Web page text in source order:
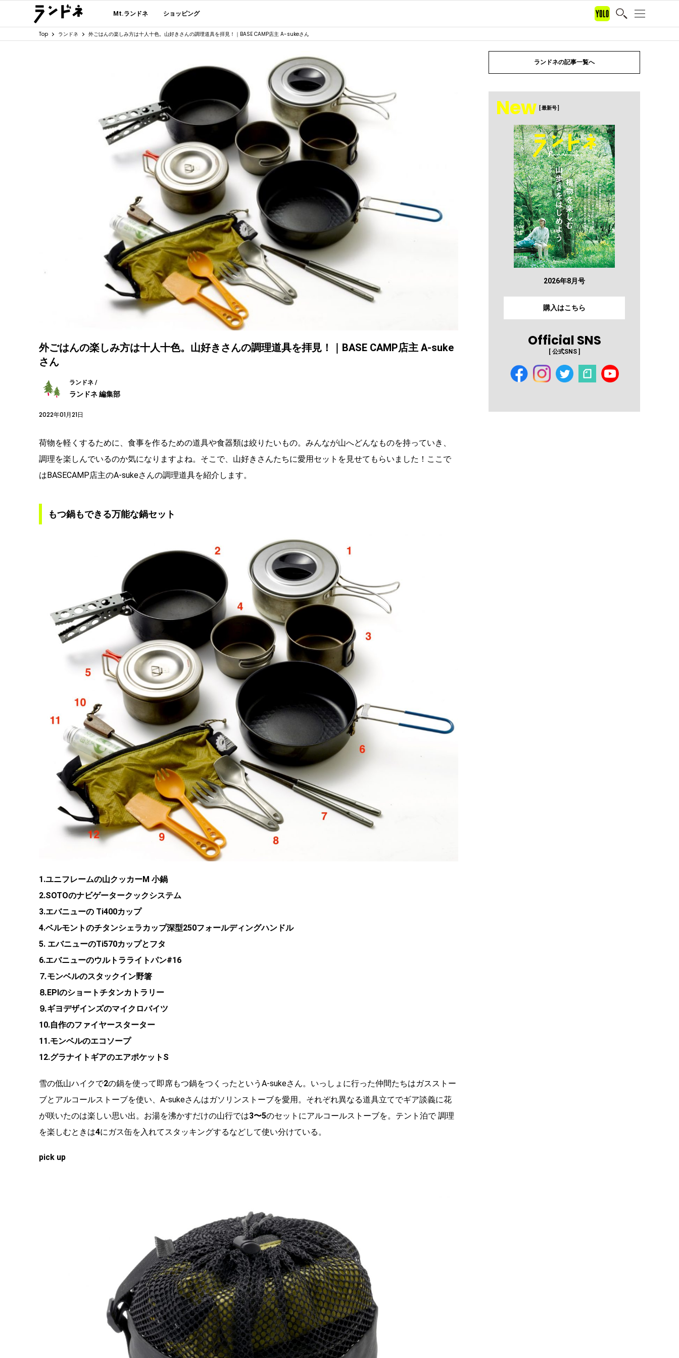
Mt.ランドネ ショッピング
Top ランドネ 外ごはんの楽しみ方は十人十色。山好きさんの調理道具を拝見！｜BASE CAMP店主 A-sukeさん
外ごはんの楽しみ方は十人十色。山好きさんの調理道具を拝見！｜BASE CAMP店主 A-suke
さん
ランドネ /
ランドネ 編集部
2022年01月21日
荷物を軽くするために、食事を作るための道具や食器類は絞りたいもの。みんなが山へどんなものを持っていき、
調理を楽しんでいるのか気になりますよね。そこで、山好きさんたちに愛用セットを見せてもらいました！ここで
はBASECAMP店主のA-sukeさんの調理道具を紹介します。
もつ鍋もできる万能な鍋セット
1.ユニフレームの山クッカーM 小鍋
2.SOTOのナビゲータークックシステム
3.エバニューの Ti400カップ
4.ベルモントのチタンシェラカップ深型250フォールディングハンドル
5. エバニューのTi570カップとフタ
6.エバニューのウルトラライトパン#16
⒎モンベルのスタックイン野箸
⒏EPIのショートチタンカトラリー
⒐ギヨデザインズのマイクロバイツ
10.自作のファイヤースターター
11.モンベルのエコソープ
12.グラナイトギアのエアポケットS
雪の低山ハイクで2の鍋を使って即席もつ鍋をつくったというA-sukeさん。いっしょに行った仲間たちはガスストー
ブとアルコールストーブを使い、A-sukeさんはガソリンストーブを愛用。それぞれ異なる道具立てでギア談義に花
が咲いたのは楽しい思い出。お湯を沸かすだけの山行では3〜5のセットにアルコールストーブを。テント泊で 調理
を楽しむときは4にガス缶を入れてスタッキングするなどして使い分けている。
pick up
ランドネの記事一覧へ
New [ 最新号 ]
2026年8月号
購入はこちら
Official SNS
[ 公式SNS ]